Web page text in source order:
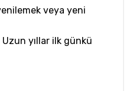
veya yeni
yıllar ilk günkü